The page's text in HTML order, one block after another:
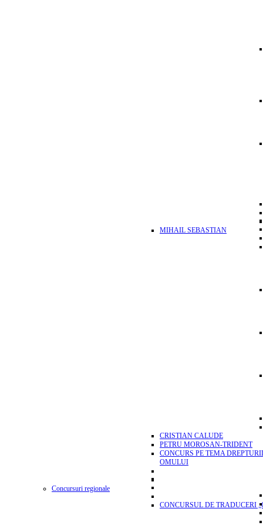
MIHAIL SEBASTIAN
CRISTIAN CALUDE
PETRU MOROSAN-TRIDENT
CONCURS PE TEMA
OMULUI
Concursuri regionale
CONCURSUL DE TRADUCERI